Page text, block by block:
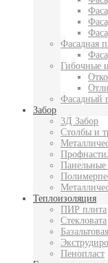
Фасадная
Гибочные
Фасадный
Забор
3Д Забор
Столбы и
Панельные
Теплоизоляция
ПИР плита
Стекловата
Пенопласт